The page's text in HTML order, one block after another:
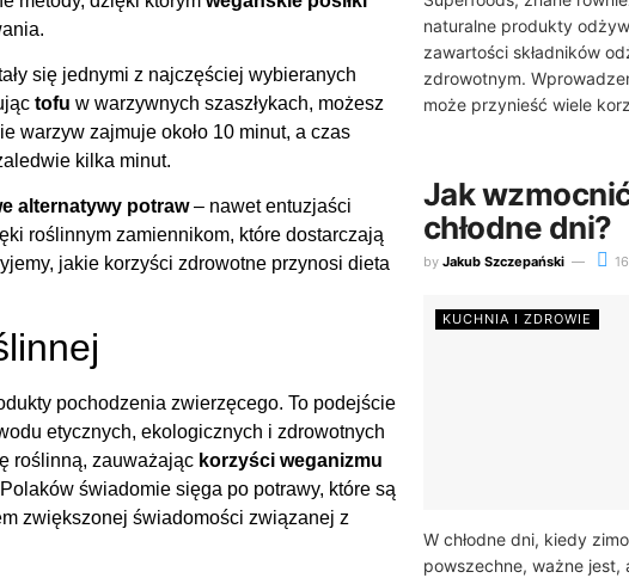
się jednymi z najczęściej wybieranych
tofu w warzywnych szaszłykach, możesz
warzyw zajmuje około 10 minut, a czas
kilka minut.
alternatywy potraw– nawet entuzjaści
roślinnym zamiennikom, które dostarczają
jakie korzyści zdrowotne przynosi dieta
pochodzenia zwierzęcego. To podejście
etycznych, ekologicznych i zdrowotnych
roślinną, zauważając korzyści weganizmu
świadomie sięga po potrawy, które są
zwiększonej świadomości związanej z
naturalne produkty
zawartości składników
zdrowotnym.
może przynieść wiele
Jak
chłodne dni?
by Jakub Szczepański
KUCHNIA I ZDROWIE
W chłodne dni, kiedy
powszechne, ważne jest,